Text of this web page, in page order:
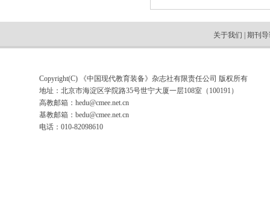
关于我们 期刊
Copyright(C) 《中国现代教育装备》杂志社有限责任公司 版权所有
地址：北京市海淀区学院路35号世宁大厦一层108室（100191）
高教邮箱： hedu@cmee.net.cn
基教邮箱： bedu@cmee.net.cn
电话：010-82098610